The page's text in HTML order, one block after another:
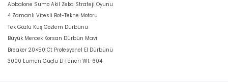
Abbalone Sumo Akil Zeka Strateji Oyunu
4 Zamanlı Vitesli Bot-Tekne Motoru
Tek Gözlü Kuş Gözlem Dürbünü
Büyük Mercek Korsan Dürbün Mavi
Breaker 20×50 Ct Profesyonel El Dürbünü
3000 Lümen Güçlü El Feneri Wt-604